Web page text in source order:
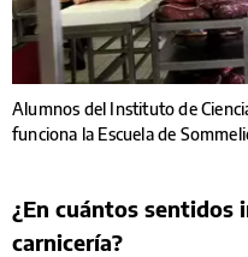
Alumnos del Instituto de
funciona la Escuela de
¿En cuántos sentidos
carnicería?